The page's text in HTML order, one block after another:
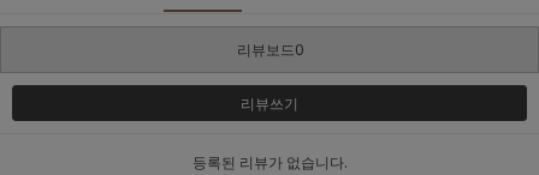
리뷰보드0
리뷰쓰기
등록된 리뷰가 없습니다.